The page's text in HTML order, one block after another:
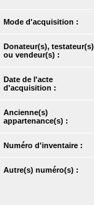
Mode d'acquisition :
Donateur(s), testateur(s)
ou vendeur(s) :
Date de l'acte
d'acquisition :
Ancienne(s)
appartenance(s) :
Numéro d'inventaire :
Autre(s) numéro(s) :